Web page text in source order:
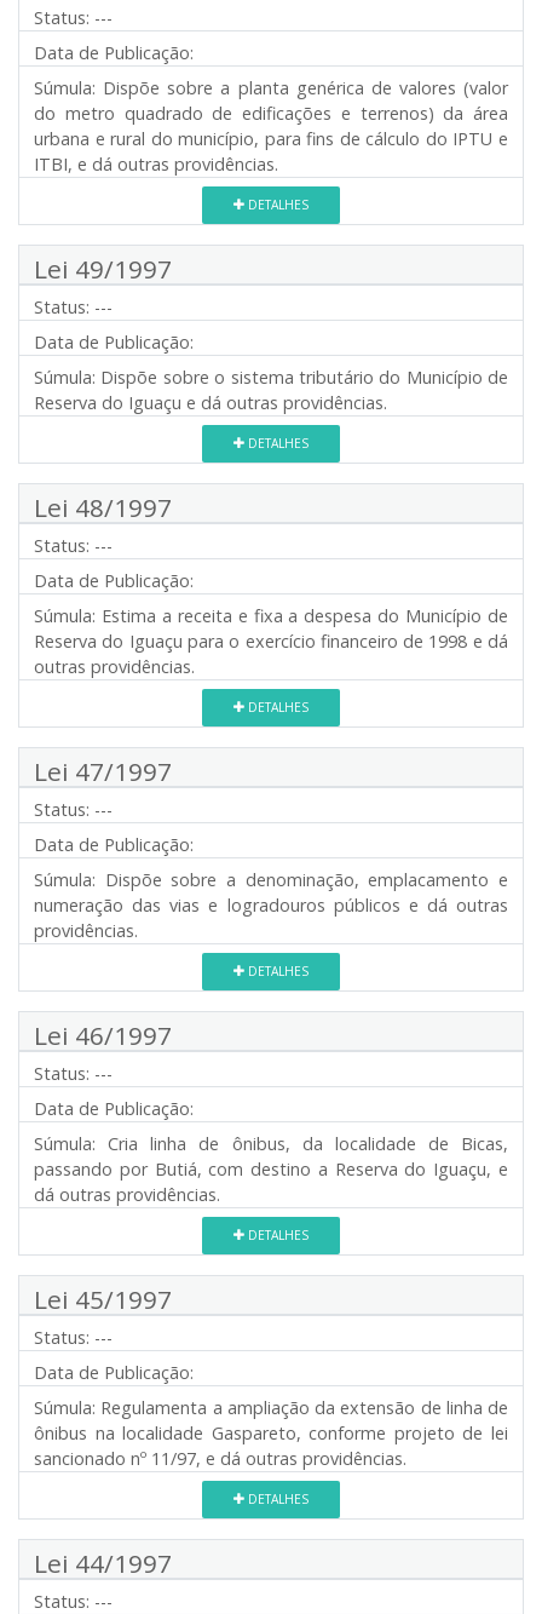
Status: ---
Data de Publicação:
Súmula: Dispõe sobre a planta genérica de valores (valor
do metro quadrado de edificações e terrenos) da área
urbana e rural do município, para fins de cálculo do IPTU e
ITBI, e dá outras providências.
DETALHES
Lei 49/1997
Status: ---
Data de Publicação:
Súmula: Dispõe sobre o sistema tributário do Município de
Reserva do Iguaçu e dá outras providências.
DETALHES
Lei 48/1997
Status: ---
Data de Publicação:
Súmula: Estima a receita e fixa a despesa do Município de
Reserva do Iguaçu para o exercício financeiro de 1998 e dá
outras providências.
DETALHES
Lei 47/1997
Status: ---
Data de Publicação:
Súmula: Dispõe sobre a denominação, emplacamento e
numeração das vias e logradouros públicos e dá outras
providências.
DETALHES
Lei 46/1997
Status: ---
Data de Publicação:
Súmula: Cria linha de ônibus, da localidade de Bicas,
passando por Butiá, com destino a Reserva do Iguaçu, e
dá outras providências.
DETALHES
Lei 45/1997
Status: ---
Data de Publicação:
Súmula: Regulamenta a ampliação da extensão de linha de
ônibus na localidade Gaspareto, conforme projeto de lei
sancionado nº 11/97, e dá outras providências.
DETALHES
Lei 44/1997
Status: ---